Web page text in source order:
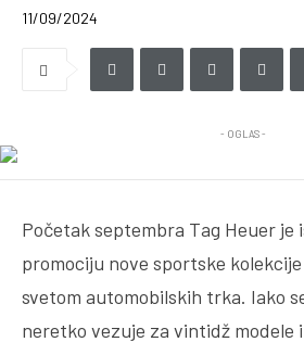
11/09/2024
- OGLAS -
Početak septembra Tag Heuer je
promociju nove sportske
svetom automobilskih trka. Iako
neretko vezuje za vintidž modele